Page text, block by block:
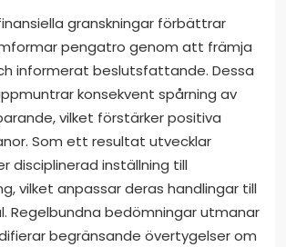
granskningar förbättrar
pengatro genom att främja
informerat beslutsfattande. Dessa
konsekvent spårning av
vilket förstärker positiva
Som ett resultat utvecklar
disciplinerad inställning till
vilket anpassar deras handlingar till
Regelbundna bedömningar utmanar
begränsande övertygelser om